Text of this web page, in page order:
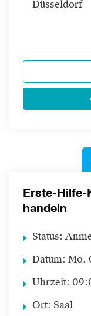
Düsseldorf
Erste-Hilfe-
handeln
Status:
Datum: Mo.
Uhrzeit:
Ort: Saal